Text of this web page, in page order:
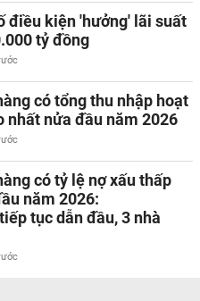
điều kiện 'hưởng' lãi suất
tỷ đồng
có tổng thu nhập hoạt
nhất nửa đầu năm 2026
có tỷ lệ nợ xấu thấp
năm 2026:
tục dẫn đầu, 3 nhà